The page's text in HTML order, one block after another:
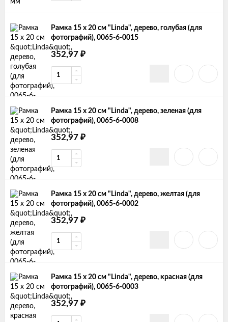
Рамка 15 х 20 см "Linda", дерево, голубая (для
фотографий), 0065-6-0015
352,97 ₽
Рамка 15 х 20 см "Linda", дерево, зеленая (для
фотографий), 0065-6-0008
352,97 ₽
Рамка 15 х 20 см "Linda", дерево, желтая (для
фотографий), 0065-6-0002
352,97 ₽
Рамка 15 х 20 см "Linda", дерево, красная (для
фотографий), 0065-6-0003
352,97 ₽